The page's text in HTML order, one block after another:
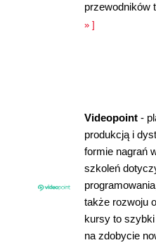
przewodników
» ]
Videopoint -
produkcją i
formie nagrań
szkoleń
także rozwoju
kursy to
na zdobycie